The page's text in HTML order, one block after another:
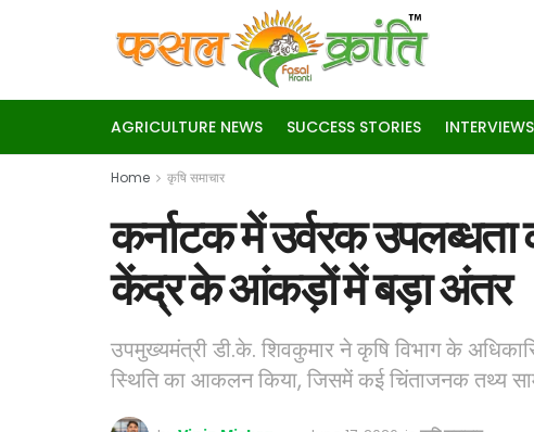
AGRICULTURE NEWS SUCCESS STORIES INTERVIEWS
Home कृषि समाचार
कर्नाटक में उर्वरक
केंद्र के आंकड़ों में बड़ा अंतर
उपमुख्यमंत्री डी.के. शिवकुमार ने कृषि विभाग के
स्थिति का आकलन किया, जिसमें कई चिंताजनक तथ्य